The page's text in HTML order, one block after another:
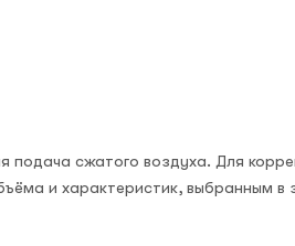
подача сжатого воздуха. Для
и характеристик, выбранным в